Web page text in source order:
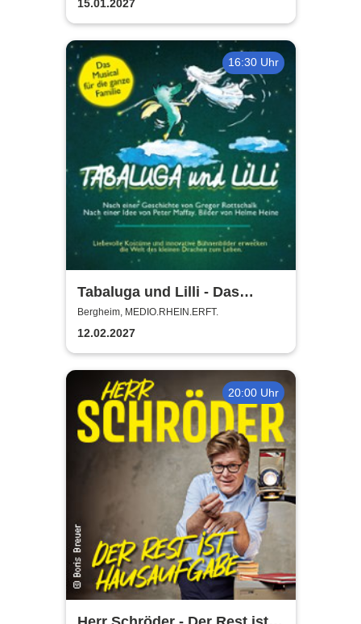
15.01.2027
16:30 Uhr
Tabaluga und Lilli - Das
drachenstarke Musical für die
ganze Familie
Bergheim, MEDIO.RHEIN.ERFT.
12.02.2027
20:00 Uhr